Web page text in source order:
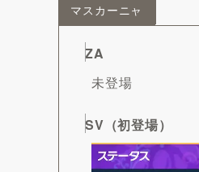
マスカーニャ
ZA
未登場
SV（初登場）